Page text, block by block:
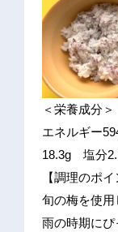
＜栄養成分＞
エネルギー
18.3g 塩分
【調理のポイ
旬の梅を使
雨の時期に